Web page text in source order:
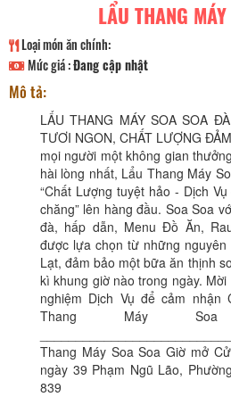
LẨU THANG
Loại món ăn chính:
Mức giá :Đang cập nhật
Mô tả:
LẨU THANG MÁY SOA SOA
TƯƠI NGON, CHẤT LƯỢNG
mọi người một không gian
hài lòng nhất, Lẩu Thang Máy
“Chất Lượng tuyệt hảo - Dịch
chăng” lên hàng đầu. Soa Soa
đà, hấp dẫn, Menu Đồ Ăn,
được lựa chọn từ những
Lạt, đảm bảo một bữa ăn thịnh
kì khung giờ nào trong ngày.
nghiệm Dịch Vụ để cảm nhận
Thang Máy
Thang Máy Soa Soa Giờ mở
ngày 39 Phạm Ngũ Lão,
839